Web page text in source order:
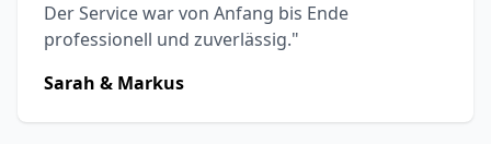
Der Service war von Anfang bis Ende
professionell und zuverlässig."
Sarah & Markus